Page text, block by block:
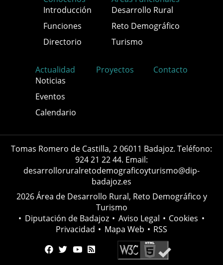
Introducción
Funciones
Directorio
Desarrollo Rural
Reto Demográfico
Turismo
Actualidad
Noticias
Eventos
Calendario
Proyectos Contacto
Tomas Romero de Castilla, 2 06011 Badajoz. Teléfono:
924 21 22 44. Email:
desarrolloruralretodemograficoyturismo@dip-
badajoz.es
2026 Área de Desarrollo Rural, Reto Demográfico y
Turismo
• Diputación de Badajoz • Aviso Legal • Cookies •
Privacidad • Mapa Web • RSS